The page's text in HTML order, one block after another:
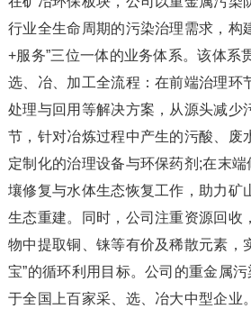
行业全生命周期的污染治理需求，构
+服务”三位一体的业务体系。该体系
选、冶、加工全流程：在前端治理环
处理与回用等解决方案，从源头减少
节，针对冶炼过程中产生的污酸、废
定制化的治理设备与环保药剂;在末
壤修复与水体生态恢复工作，助力矿
生态重建。同时，公司注重资源回收
物中提取铜、铼等有价及稀散元素，
宝”的循环利用目标。公司的重金属
于全国上百家采、选、冶大中型企业。